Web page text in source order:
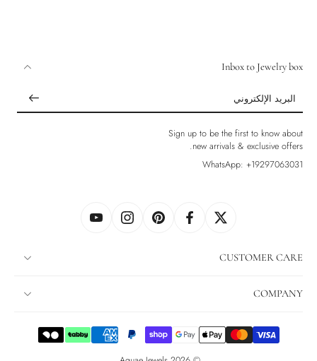
Inbox to Jewelry box
البريد الإلكتروني
Sign up to be the first to know about
new arrivals & exclusive offers.
WhatsApp: +19297063031
CUSTOMER CARE
COMPANY